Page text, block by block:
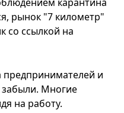
рынок "7 километр"
со ссылкой на
и
забыли. Многие
на работу.